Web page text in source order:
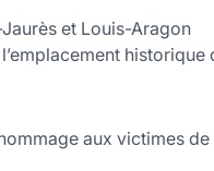
et Louis-Aragon
historique
aux victimes